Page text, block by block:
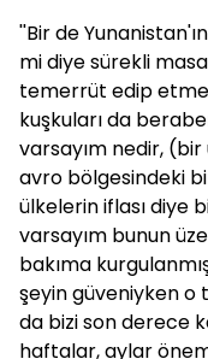
''Bir de
mi diye sürekli
temerrüt edip
kuşkuları da
varsayım nedir,
avro bölgesindeki
ülkelerin iflası diye
varsayım bunun
bakıma
şeyin güveniyken o
da bizi son derece
haftalar, aylar